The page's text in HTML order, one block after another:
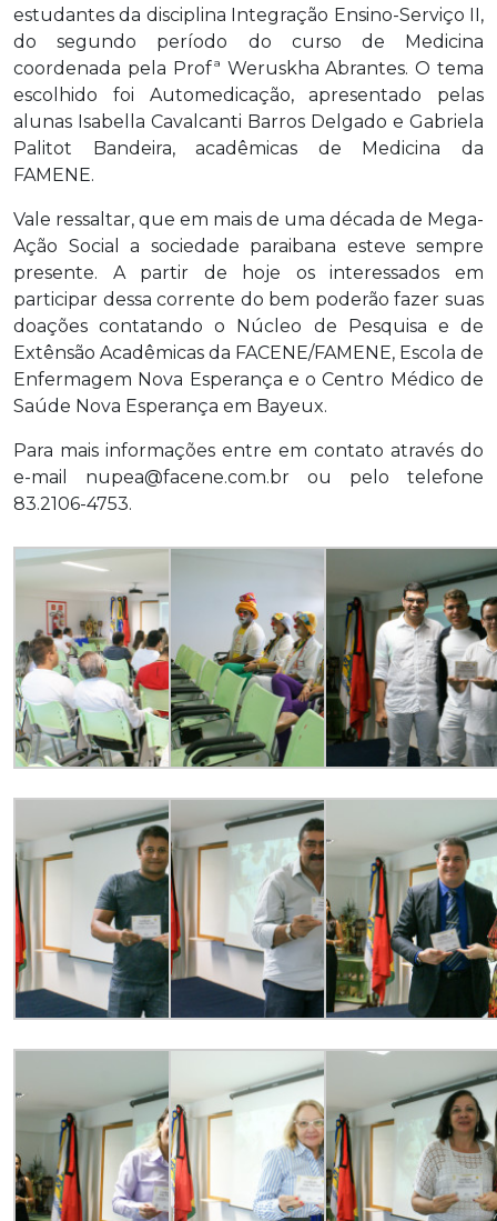
estudantes da disciplina Integração Ensino-Serviço II,
do segundo período do curso de Medicina
coordenada pela Profª Weruskha Abrantes. O tema
escolhido foi Automedicação, apresentado pelas
alunas Isabella Cavalcanti Barros Delgado e Gabriela
Palitot Bandeira, acadêmicas de Medicina da
FAMENE.
Vale ressaltar, que em mais de uma década de Mega-
Ação Social a sociedade paraibana esteve sempre
presente. A partir de hoje os interessados em
participar dessa corrente do bem poderão fazer suas
doações contatando o Núcleo de Pesquisa e de
Extênsão Acadêmicas da FACENE/FAMENE, Escola de
Enfermagem Nova Esperança e o Centro Médico de
Saúde Nova Esperança em Bayeux.
Para mais informações entre em contato através do
e-mail nupea@facene.com.br ou pelo telefone
83.2106-4753.